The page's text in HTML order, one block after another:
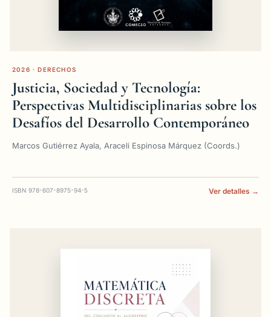
2026 · DERECHOS
Justicia, Sociedad y Tecnología:
Perspectivas Multidisciplinarias sobre los
Desafíos del Desarrollo Contemporáneo
Marcos Gutiérrez Ayala, Araceli Espinosa Márquez (Coords.)
ISBN 978-607-8975-94-5 Ver detalles →